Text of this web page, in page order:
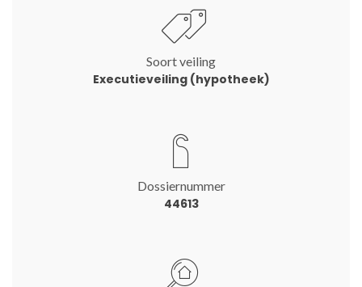
Soort veiling
Executieveiling (hypotheek)
Dossiernummer
44613